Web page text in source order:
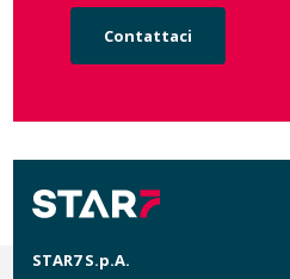
Contattaci
STAR7 S.p.A.